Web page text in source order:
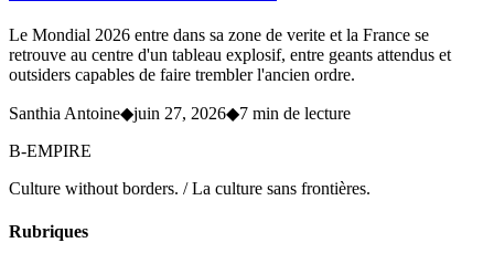
Le Mondial 2026 entre dans sa zone de verite et la France se
retrouve au centre d'un tableau explosif, entre geants attendus et
outsiders capables de faire trembler l'ancien ordre.
Santhia Antoine◆juin 27, 2026◆7 min de lecture
B-EMPIRE
Culture without borders. / La culture sans frontières.
Rubriques